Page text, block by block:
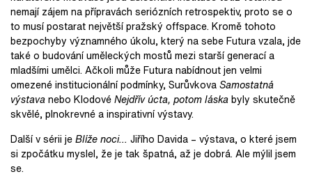
nemají zájem na přípravách seriózních retrospektiv, proto se o
to musí postarat největší pražský offspace. Kromě tohoto
bezpochyby významného úkolu, který na sebe Futura vzala, jde
také o budování uměleckých mostů mezi starší generací a
mladšími umělci. Ačkoli může Futura nabídnout jen velmi
omezené institucionální podmínky, SurůvkovaSamostatná
výstavanebo KlodovéNejdřív úcta, potom láskabyly skutečně
skvělé, plnokrevné a inspirativní výstavy.
Další v sérii jeBlíže noci… Jiřího Davida – výstava, o které jsem
si zpočátku myslel, že je tak špatná, až je dobrá. Ale mýlil jsem
se.